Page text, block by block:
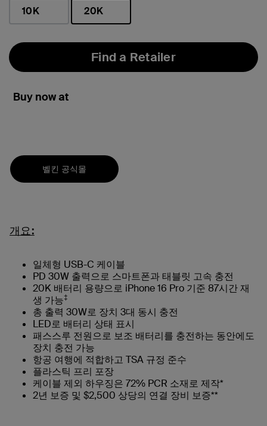
10K
20K
Find a Retailer
Buy now at
벨킨 공식몰
개요:
일체형 USB-C 케이블
PD 30W 출력으로 스마트폰과 태블릿 고속 충전
20K 배터리 용량으로 iPhone 16 Pro 기준 87시간 재
생 가능‡
총 출력 30W로 장치 3대 동시 충전
LED로 배터리 상태 표시
패스스루 전원으로 보조 배터리를 충전하는 동안에도
장치 충전 가능
항공 여행에 적합하고 TSA 규정 준수
플라스틱 프리 포장
케이블 제외 하우징은 72% PCR 소재로 제작*
2년 보증 및 $2,500 상당의 연결 장비 보증**